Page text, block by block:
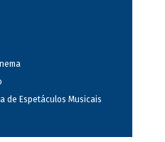
de Espetáculos Musicais